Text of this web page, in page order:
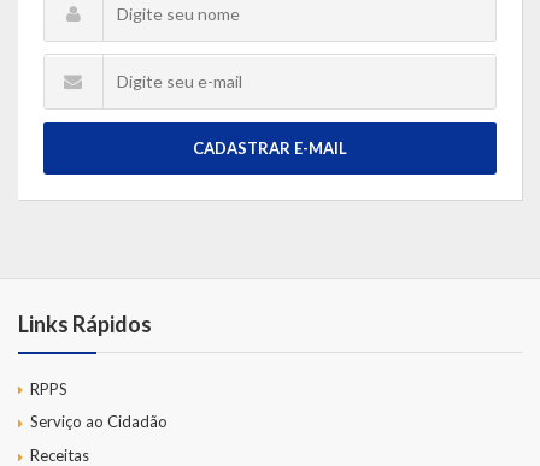
CADASTRAR E-MAIL
Links Rápidos
RPPS
Serviço ao Cidadão
Receitas